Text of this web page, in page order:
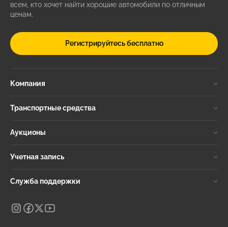
всем, кто хочет найти хорошие автомобили по отличным
ценам.
Регистрируйтесь бесплатно
Компания
Транспортные средства
Аукционы
Учетная запись
Служба поддержки